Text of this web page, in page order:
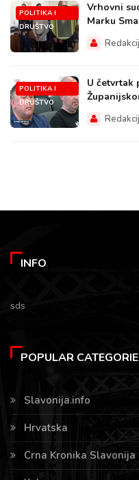
POLITIKA I
DRUŠTVO
Vrhovni
Marku
POLITIKA I
DRUŠTVO
U četvrtak
INFO
sds
POPULAR
Slavonija.info
Hrvatska
Crna Kronika Slavonija